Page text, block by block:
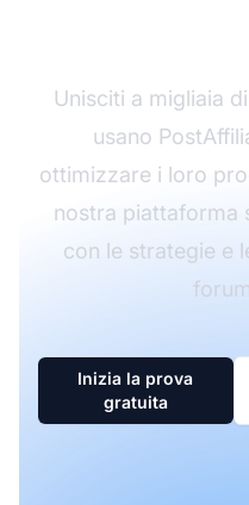
Unisciti a migliaia
usano
ottimizzare i loro
nostra piattaforma
con le strategie e
Inizia la prova
gratuita